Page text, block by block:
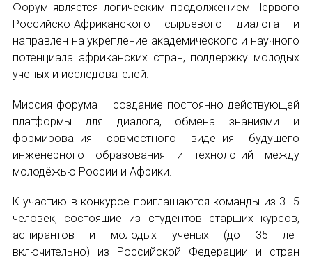
Международная конференция по РКИ в
Международный форум TERRA RUSISTICA в
Семинар в Абу-Даби: Русский язык и
Комплексное исследование
Международный форум TERRA RUSISTICA в
«Вопросы русского языка в юридических
Конференция по переводу в Малаге
«Дар речи: развитие языковой
Форум является логическим продолжением Первого
Российско-Африканского сырьевого диалога и
направлен на укрепление академического и научного
потенциала африканских стран, поддержку молодых
учёных и исследователей.
Миссия форума – создание постоянно действующей
платформы для диалога, обмена знаниями и
формирования совместного видения будущего
инженерного образования и технологий между
молодёжью России и Африки.
К участию в конкурсе приглашаются команды из 3–5
человек, состоящие из студентов старших курсов,
аспирантов и молодых учёных (до 35 лет
включительно) из Российской Федерации и стран